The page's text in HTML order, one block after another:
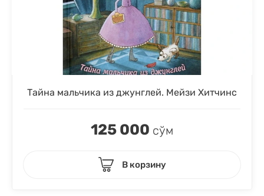
Тайна мальчика из джунглей. Мейзи Хитчинс
125 000 сўм
В корзину